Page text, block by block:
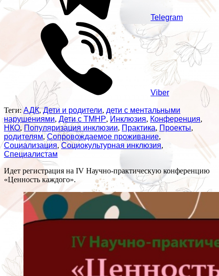
Telegram
Viber
Теги:АДК,Дети и родители, дети с ментальными
нарушениями, Дети с ТМНР, Инклюзия, Конференция,
НКО, Популяризация инклюзии, Практика, Проекты,
родителям,Сопровождаемое проживание,
Социализация, Социокультурная инклюзия,
Специалистам
Идет регистрация на IV Научно-практическую конференцию
«Ценность каждого».